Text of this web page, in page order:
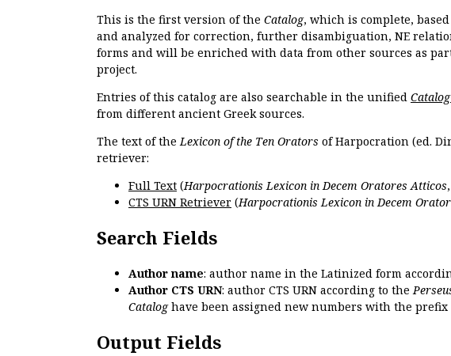
This is the first version of the Catalog, which is complete,
and analyzed for correction, further disambiguation, NE
forms and will be enriched with data from other sources as
project.
Entries of this catalog are also searchable in the unified
from different ancient Greek sources.
The text of the Lexicon of the Ten Orators of Harpocration (ed.
retriever:
Full Text (Harpocrationis Lexicon in Decem Oratores Atticos
CTS URN Retriever (Harpocrationis Lexicon in Decem
Search Fields
Author name: author name in the Latinized form
Author CTS URN: author CTS URN according to the
Cataloghave been assigned new numbers with the prefix
Output Fields